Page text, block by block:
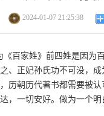
相传，作者聪
2024-01-07 21:25:38
《百家姓》前四姓是因为
、正妃孙氏功不可没，
历朝历代著书都需要被
，一切安好。做为一个明